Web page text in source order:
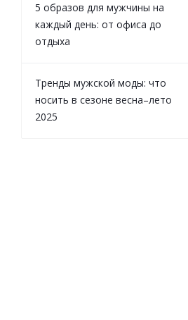
5 образов для мужчины на
каждый день: от офиса до
отдыха
Тренды мужской моды: что
носить в сезоне весна–лето
2025